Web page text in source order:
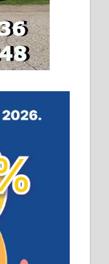
20
–
и